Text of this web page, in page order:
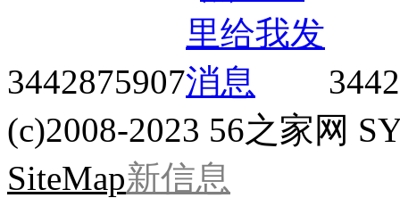
3442875907
(c)2008-2023 56之家网
SiteMap新信息